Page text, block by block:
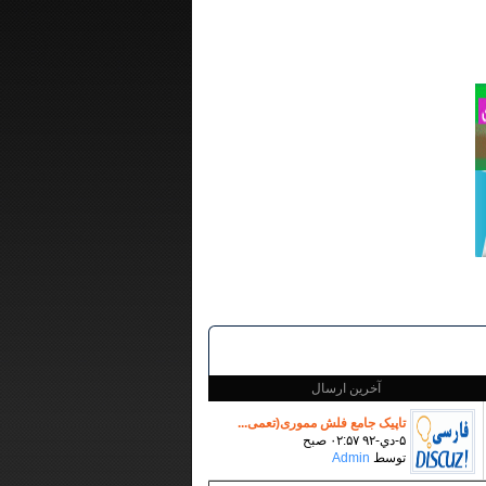
آخرین ارسال
تاپیک جامع فلش مموری(تعمی...
۵-دي-۹۲ ۰۲:۵۷ صبح
توسط Admin